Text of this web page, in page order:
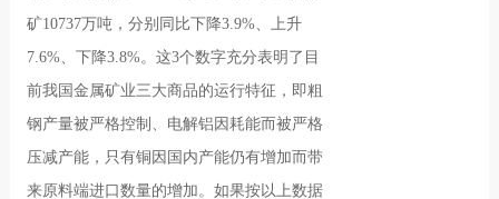
矿10737万吨，分别同比下降3.9%、上升
7.6%、下降3.8%。这3个数字充分表明了目
前我国金属矿业三大商品的运行特征，即粗
钢产量被严格控制、电解铝因耗能而被严格
压减产能，只有铜因国内产能仍有增加而带
来原料端进口数量的增加。如果按以上数据